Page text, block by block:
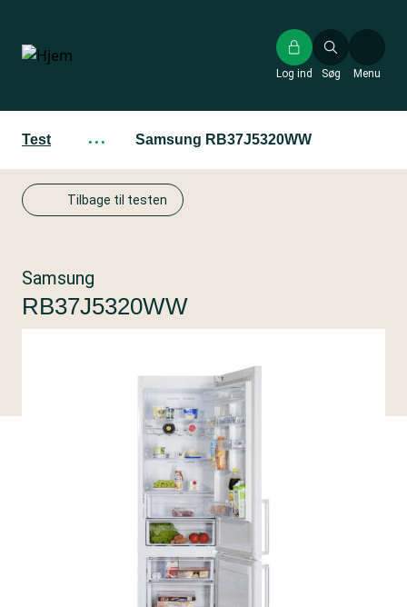
hovedindhold
Søg
Log ind Menu
Test ··· Samsung RB37J5320WW
Tilbage til testen
Samsung
RB37J5320WW